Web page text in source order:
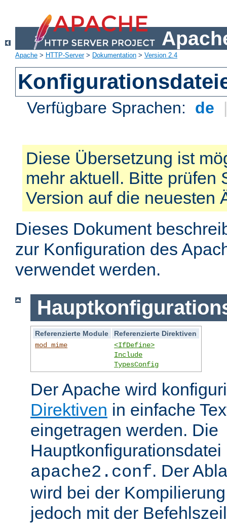
Apache > HTTP-Server> Dokumentation > Version 2.4
Verfügbare Sprachen: de
Diese Übersetzung ist
mehr aktuell. Bitte prüfen
Version auf die neuesten
Dieses Dokument
zur Konfiguration des
verwendet werden.
Referenzierte Module
Referenzierte Direktiven
mod_mime
<IfDefine>
Include
TypesConfig
Der Apache wird
Direktiven in einfache
eingetragen werden. Die
apache2.conf. Der
wird bei der
jedoch mit der